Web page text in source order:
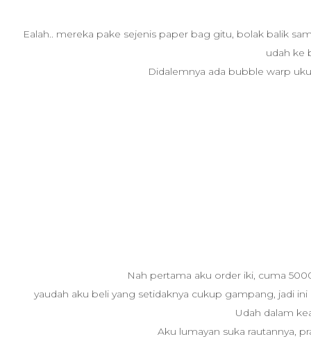
Ealah.. mereka pake sejenis paper bag gitu, bolak balik
udah ke
Didalemnya ada bubble warp
Nah pertama aku order iki, cuma
yaudah aku beli yang setidaknya cukup gampang, jadi
Udah dalam
Aku lumayan suka rautannya,